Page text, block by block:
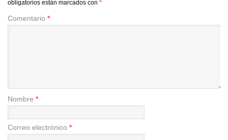
obligatorios están marcados con *
Comentario *
Nombre *
Correo electrónico *